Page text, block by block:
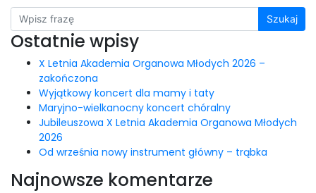
Szukaj
Ostatnie wpisy
X Letnia Akademia Organowa Młodych 2026 –
zakończona
Wyjątkowy koncert dla mamy i taty
Maryjno-wielkanocny koncert chóralny
Jubileuszowa X Letnia Akademia Organowa Młodych
2026
Od września nowy instrument główny – trąbka
Najnowsze komentarze